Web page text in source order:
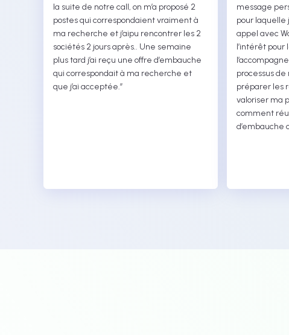
la suite de notre call, on m’a proposé 2
postes qui correspondaient vraiment à
ma recherche et j’aipu rencontrer les 2
sociétés 2 jours après.. Une semaine
plus tard j’ai reçu une offre d’embauche
qui correspondait à ma recherche et
que j’ai acceptée.”
message
pour laquelle
appel avec
l’intérêt pour
processus
préparer les
valoriser ma
comment
d’embauche